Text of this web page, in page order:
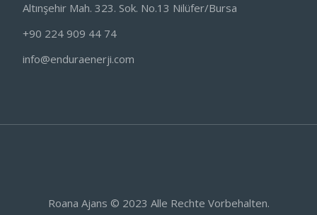
Altınşehir Mah. 323. Sok. No.13 Nilüfer/Bursa
+90 224 909 44 74
info@enduraenerji.com
Roana Ajans © 2023 Alle Rechte Vorbehalten.